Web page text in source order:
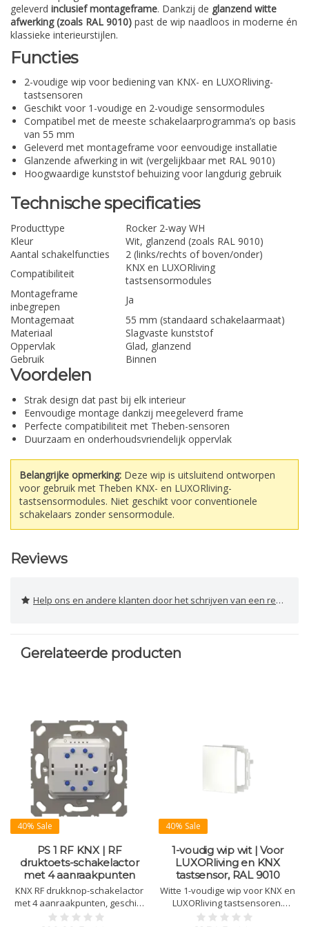
geleverd inclusief montageframe. Dankzij de glanzend witte
afwerking (zoals RAL 9010) past de wip naadloos in moderne én
klassieke interieurstijlen.
Functies
2-voudige wip voor bediening van KNX- en LUXORliving-
tastsensoren
Geschikt voor 1-voudige en 2-voudige sensormodules
Compatibel met de meeste schakelaarprogramma’s op basis
van 55 mm
Geleverd met montageframe voor eenvoudige installatie
Glanzende afwerking in wit (vergelijkbaar met RAL 9010)
Hoogwaardige kunststof behuizing voor langdurig gebruik
Technische specificaties
Producttype
Rocker 2-way WH
Kleur
Wit, glanzend (zoals RAL 9010)
Aantal schakelfuncties
2 (links/rechts of boven/onder)
Compatibiliteit
KNX en LUXORliving
tastsensormodules
Montageframe
inbegrepen
Ja
Montagemaat
55 mm (standaard schakelaarmaat)
Materiaal
Slagvaste kunststof
Oppervlak
Glad, glanzend
Gebruik
Binnen
Voordelen
Strak design dat past bij elk interieur
Eenvoudige montage dankzij meegeleverd frame
Perfecte compatibiliteit met Theben-sensoren
Duurzaam en onderhoudsvriendelijk oppervlak
Belangrijke opmerking: Deze wip is uitsluitend ontworpen
voor gebruik met Theben KNX- en LUXORliving-
tastsensormodules. Niet geschikt voor conventionele
schakelaars zonder sensormodule.
Reviews
Help ons en andere klanten door het schrijven van een review
Gerelateerde producten
40% Sale
PS 1 RF KNX | RF
druktoets-schakelactor
met 4 aanraakpunten
KNX RF drukknop-schakelactor
met 4 aanraakpunten, geschikt
voor 55 mm schakelmateriaal.
40% Sale
1-voudig wip wit | Voor
LUXORliving en KNX
tastsensor, RAL 9010
Witte 1-voudige wip voor KNX en
LUXORliving tastsensoren.
Inclusief montageframe.